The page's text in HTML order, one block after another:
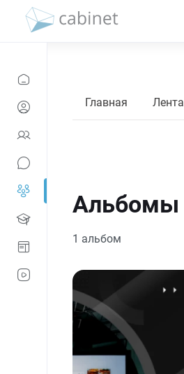
Главная Лента
Альбомы
1 альбом